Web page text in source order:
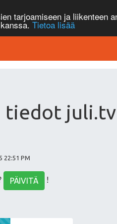
tarjoamiseen ja liikenteen
Tietoa lisää
tiedot juli.tv
22:51 PM
PÄIVITÄ !